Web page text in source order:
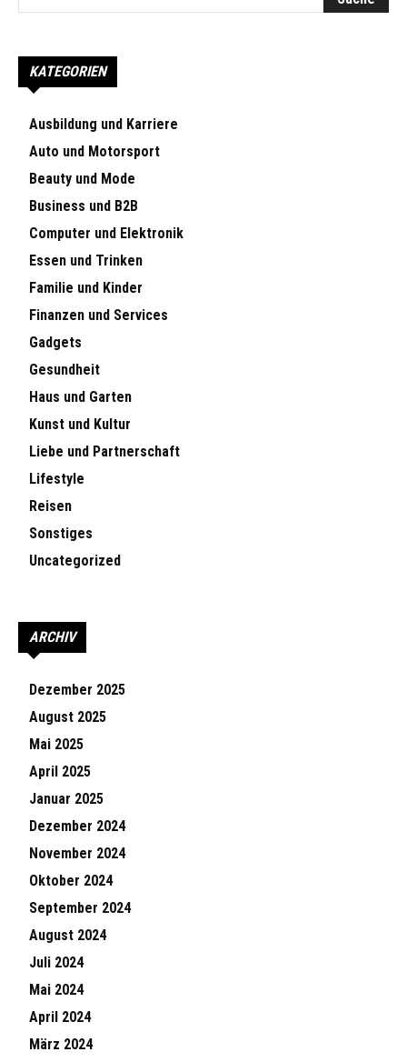
KATEGORIEN
Ausbildung und Karriere
Auto und Motorsport
Beauty und Mode
Business und B2B
Computer und Elektronik
Essen und Trinken
Familie und Kinder
Finanzen und Services
Gadgets
Gesundheit
Haus und Garten
Kunst und Kultur
Liebe und Partnerschaft
Lifestyle
Reisen
Sonstiges
Uncategorized
ARCHIV
Dezember 2025
August 2025
Mai 2025
April 2025
Januar 2025
Dezember 2024
November 2024
Oktober 2024
September 2024
August 2024
Juli 2024
Mai 2024
April 2024
März 2024